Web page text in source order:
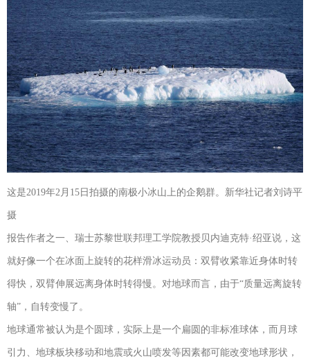
这是2019年2月15日拍摄的南极小冰山上的企鹅群。新华社记者刘诗平
摄
报告作者之一、瑞士苏黎世联邦理工学院教授贝内迪克特·绍亚说，这
就好像一个在冰面上旋转的花样滑冰运动员：双臂收紧靠近身体时转
得快，双臂伸展远离身体时转得慢。对地球而言，由于“质量远离旋转
轴”，自转变慢了。
地球通常被认为是个圆球，实际上是一个扁圆的非标准球体，而月球
引力、地球板块移动和地震或火山喷发等因素都可能改变地球形状，